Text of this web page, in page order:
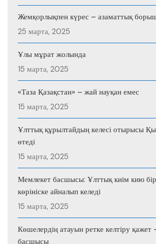
Жемқорлықпен күрес – азаматтық
25 марта, 2025
Ұлы мұрат жолында
15 марта, 2025
«Таза Қазақстан» – жай науқан емес
15 марта, 2025
Ұлттық құрылтайдың келесі отырысы
өтеді
15 марта, 2025
Мемлекет басшысы: Ұлттық киім кию
көрініске айналып келеді
15 марта, 2025
Көшелердің атауын ретке келтіру
басшысы